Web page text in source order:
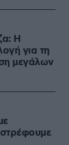
Η
για τη
μεγάλων